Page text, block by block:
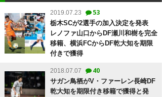
2019.07.23 53
栃木SCが2選手の加入決定を発表
レノファ山口からDF瀬川和樹を完全
移籍、横浜FCからDF乾大知を期限
付きで獲得
2018.07.07 40
サガン鳥栖がV・ファーレン長崎DF
乾大知を期限付き移籍で獲得と発